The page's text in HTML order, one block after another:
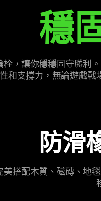
穩
栓，讓你穩穩固守勝利
和支撐力，無論遊戲戰
防滑
搭配木質、磁磚、地